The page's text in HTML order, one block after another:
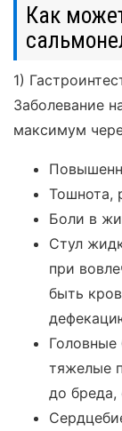
Как
1)
Заболевание
максимум
Тошнота,
Боли в
Стул
при
быть
Головные
тяжелые
до бреда,